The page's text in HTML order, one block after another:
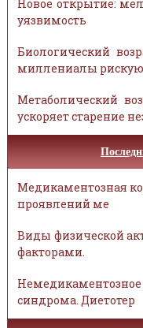
Новое открытие:
уязвимость
Биологический
миллениалы
Метаболический
ускоряет старение
Медикаментозная
проявлений ме
Виды физической
факторами.
синдрома. Диетотер